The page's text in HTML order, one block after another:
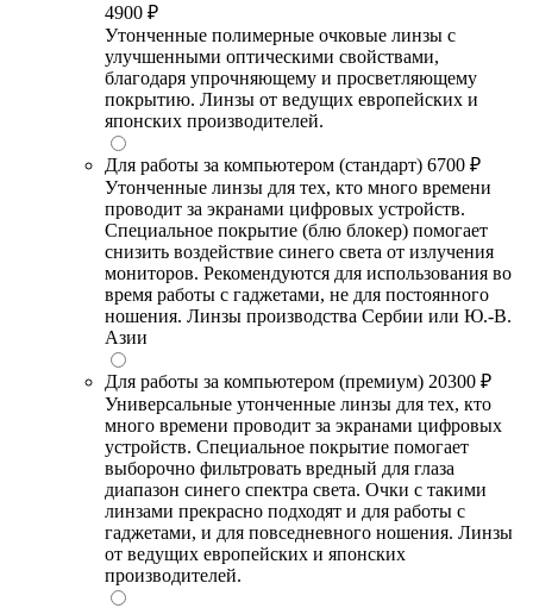
4900 ₽
Утонченные полимерные очковые линзы с
улучшенными оптическими свойствами,
благодаря упрочняющему и просветляющему
покрытию. Линзы от ведущих европейских и
японских производителей.
Для работы за компьютером (стандарт) 6700 ₽
Утонченные линзы для тех, кто много времени
проводит за экранами цифровых устройств.
Специальное покрытие (блю блокер) помогает
снизить воздействие синего света от излучения
мониторов. Рекомендуются для использования во
время работы с гаджетами, не для постоянного
ношения. Линзы производства Сербии или Ю.-В.
Азии
Для работы за компьютером (премиум) 20300 ₽
Универсальные утонченные линзы для тех, кто
много времени проводит за экранами цифровых
устройств. Специальное покрытие помогает
выборочно фильтровать вредный для глаза
диапазон синего спектра света. Очки с такими
линзами прекрасно подходят и для работы с
гаджетами, и для повседневного ношения. Линзы
от ведущих европейских и японских
производителей.